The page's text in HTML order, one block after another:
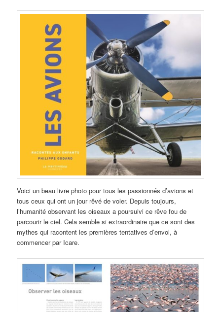
Voici un beau livre photo pour tous les passionnés d’avions et
tous ceux qui ont un jour rêvé de voler. Depuis toujours,
l’humanité observant les oiseaux a poursuivi ce rêve fou de
parcourir le ciel. Cela semble si extraordinaire que ce sont des
mythes qui racontent les premières tentatives d’envol, à
commencer par Icare.